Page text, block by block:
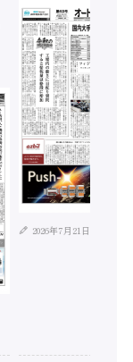
2026年7月21日